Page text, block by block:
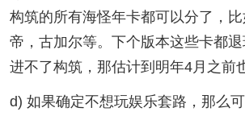
构筑的所有海怪年卡都可以分了，
帝，古加尔等。下个版本这些卡都
进不了构筑，那估计到明年4月之前
d) 如果确定不想玩娱乐套路，那么